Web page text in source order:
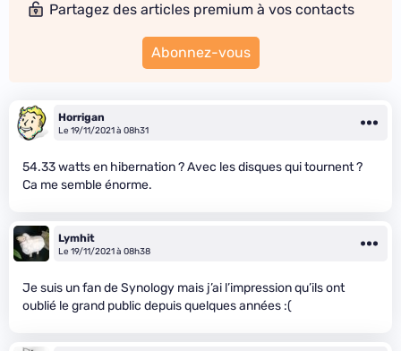
Partagez des articles premium à vos contacts
Abonnez-vous
Horrigan
Le 19/11/2021 à 08h31
54.33 watts en hibernation ? Avec les disques qui tournent ?
Ca me semble énorme.
Lymhit
Le 19/11/2021 à 08h38
Je suis un fan de Synology mais j’ai l’impression qu’ils ont
oublié le grand public depuis quelques années :(